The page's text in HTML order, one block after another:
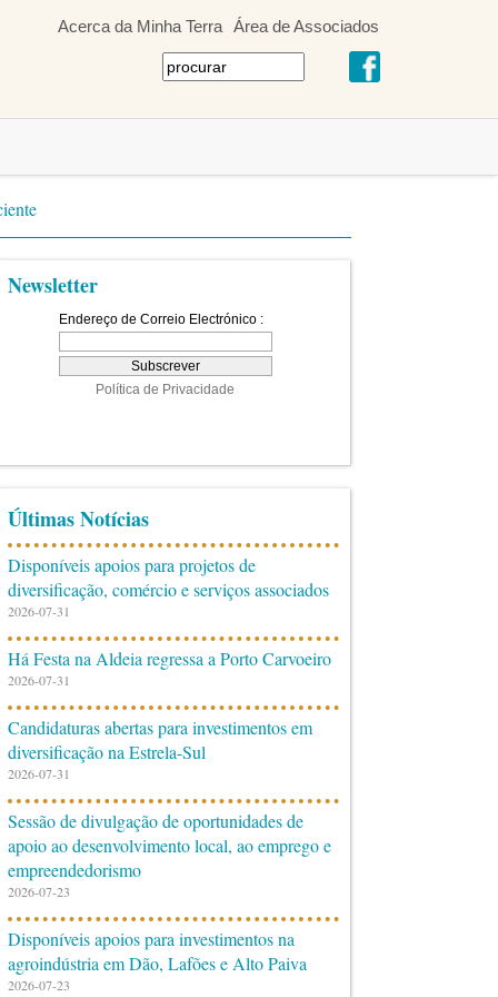
Acerca da Minha Terra Área de Associados
Newsletter
Últimas Notícias
Disponíveis apoios para projetos de
diversificação, comércio e serviços associados
2026-07-31
Há Festa na Aldeia regressa a Porto Carvoeiro
2026-07-31
Candidaturas abertas para investimentos em
diversificação na Estrela-Sul
2026-07-31
Sessão de divulgação de oportunidades de
apoio ao desenvolvimento local, ao emprego e
empreendedorismo
2026-07-23
Disponíveis apoios para investimentos na
agroindústria em Dão, Lafões e Alto Paiva
2026-07-23